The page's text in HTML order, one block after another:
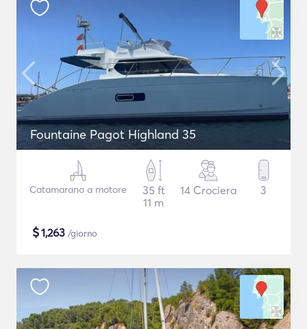
Fountaine Pagot Highland 35
Catamarano a motore
35 ft
11 m
14 Crociera 3
$1,263 /giorno